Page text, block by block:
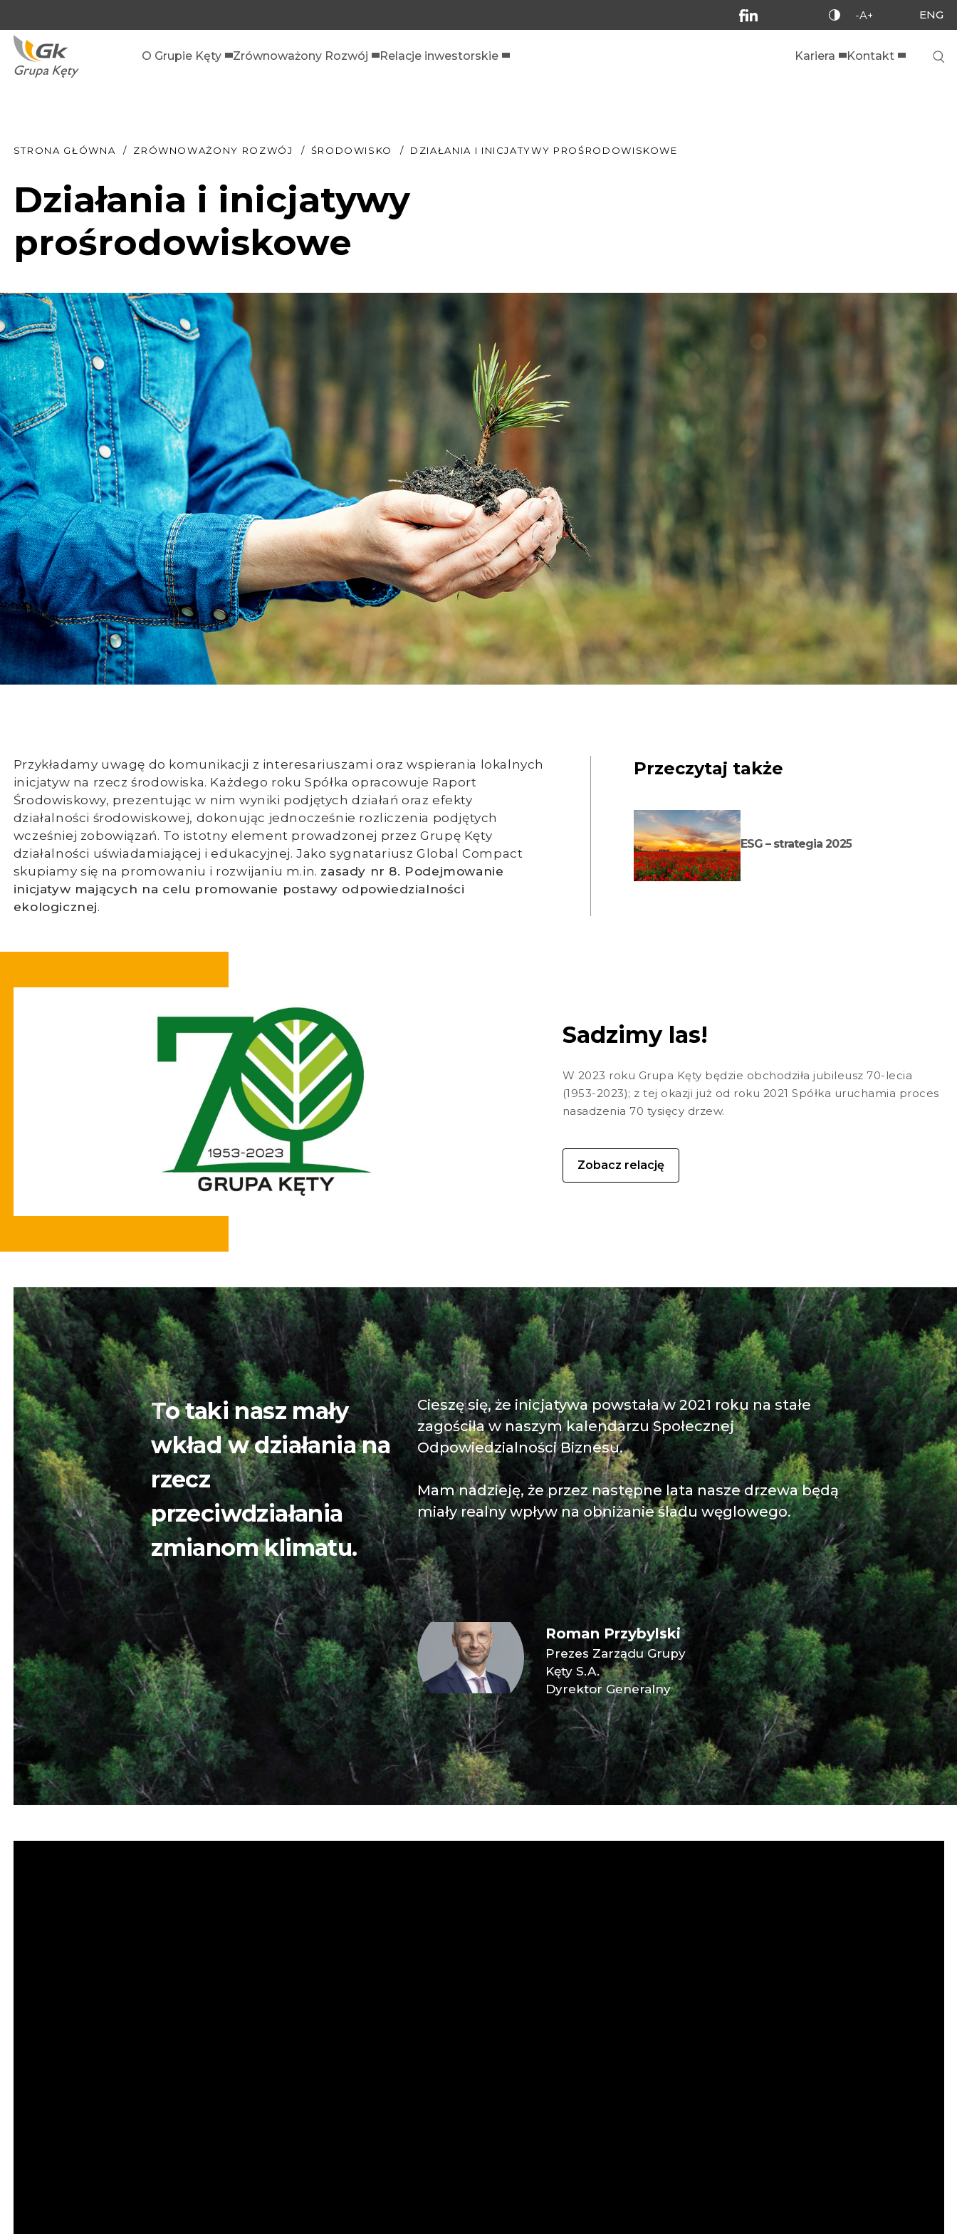
-A+ ENG
O Grupie Kęty Zrównoważony Rozwój Relacje inwestorskie Kariera Kontakt
STRONA GŁÓWNA ZRÓWNOWAŻONY ROZWÓJ ŚRODOWISKO DZIAŁANIA I INICJATYWY PROŚRODOWISKOWE
Działania i inicjatywy
prośrodowiskowe
Przykładamy uwagę do komunikacji z interesariuszami oraz wspierania lokalnych
inicjatyw na rzecz środowiska. Każdego roku Spółka opracowuje Raport
Środowiskowy, prezentując w nim wyniki podjętych działań oraz efekty
działalności środowiskowej, dokonując jednocześnie rozliczenia podjętych
wcześniej zobowiązań. To istotny element prowadzonej przez Grupę Kęty
działalności uświadamiającej i edukacyjnej. Jako sygnatariusz Global Compact
skupiamy się na promowaniu i rozwijaniu m.in. zasady nr 8. Podejmowanie
inicjatyw mających na celu promowanie postawy odpowiedzialności
ekologicznej.
Przeczytaj także
ESG – strategia 2025
Sadzimy las!
W 2023 roku Grupa Kęty będzie obchodziła jubileusz 70-lecia
(1953-2023); z tej okazji już od roku 2021 Spółka uruchamia proces
nasadzenia 70 tysięcy drzew.
Zobacz relację
To taki nasz mały
wkład w działania na
rzecz
przeciwdziałania
zmianom klimatu.
Cieszę się, że inicjatywa powstała w 2021 roku na stałe
zagościła w naszym kalendarzu Społecznej
Odpowiedzialności Biznesu.
Mam nadzieję, że przez następne lata nasze drzewa będą
miały realny wpływ na obniżanie śladu węglowego.
Roman Przybylski
Prezes Zarządu Grupy
Kęty S.A.
Dyrektor Generalny